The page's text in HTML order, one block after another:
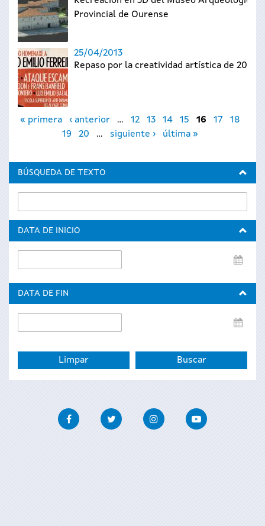
Provincial de Ourense
25/04/2013
Repaso por la creatividad artística de 2012
Páginas
« primera ‹ anterior … 12 13 14 15 16 17
18
19
20 … siguiente › última »
BÚSQUEDA DE TEXTO
DATA DE INICIO
de
DATA DE FIN
de
FacebookTwitter InstagramYoutube